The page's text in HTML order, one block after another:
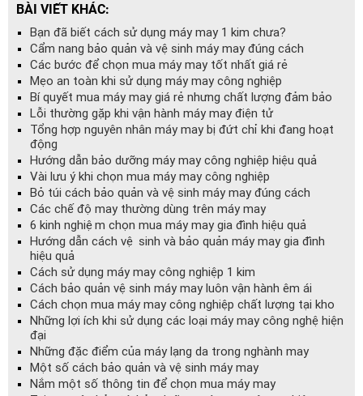
BÀI VIẾT KHÁC:
Bạn đã biết cách sử dụng máy may 1 kim chưa?
Cẩm nang bảo quản và vệ sinh máy may đúng cách
Các bước để chọn mua máy may tốt nhất giá rẻ
Mẹo an toàn khi sử dụng máy may công nghiệp
Bí quyết mua máy may giá rẻ nhưng chất lượng đảm bảo
Lỗi thường gặp khi vận hành máy may điện tử
Tổng hợp nguyên nhân máy may bị đứt chỉ khi đang hoạt
động
Hướng dẫn bảo dưỡng máy may công nghiệp hiệu quả
Vài lưu ý khi chọn mua máy may công nghiệp
Bỏ túi cách bảo quản và vệ sinh máy may đúng cách
Các chế độ may thường dùng trên máy may
6 kinh nghiệm chọn mua máy may gia đình hiệu quả
Hướng dẫn cách vệ sinh và bảo quản máy may gia đình
hiệu quả
Cách sử dụng máy may công nghiệp 1 kim
Cách bảo quản vệ sinh máy may luôn vận hành êm ái
Cách chọn mua máy may công nghiệp chất lượng tại kho
Những lợi ích khi sử dụng các loại máy may công nghệ hiện
đại
Những đặc điểm của máy lạng da trong nghành may
Một số cách bảo quản và vệ sinh máy may
Nắm một số thông tin để chọn mua máy may